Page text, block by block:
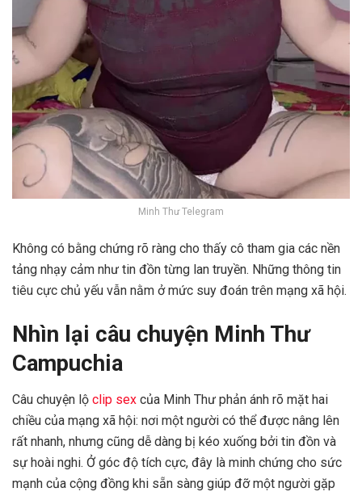
Minh Thư Telegram
Không có bằng chứng rõ ràng cho thấy cô tham gia các nền
tảng nhạy cảm như tin đồn từng lan truyền. Những thông tin
tiêu cực chủ yếu vẫn nằm ở mức suy đoán trên mạng xã hội.
Nhìn lại câu chuyện Minh Thư
Campuchia
Câu chuyện lộ clip sex của Minh Thư phản ánh rõ mặt hai
chiều của mạng xã hội: nơi một người có thể được nâng lên
rất nhanh, nhưng cũng dễ dàng bị kéo xuống bởi tin đồn và
sự hoài nghi. Ở góc độ tích cực, đây là minh chứng cho sức
mạnh của cộng đồng khi sẵn sàng giúp đỡ một người gặp